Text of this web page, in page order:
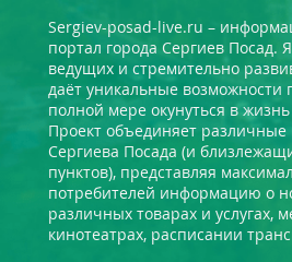
Sergiev-posad-live.ru –
портал города Сергиев Посад.
ведущих и стремительно
даёт уникальные возможности
полной мере окунуться в
Проект объединяет
Сергиева Посада (и
пунктов), представляя
потребителей информацию о
различных товарах и услугах,
кинотеатрах, расписании